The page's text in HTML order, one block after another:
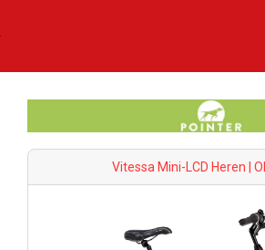
Vitessa Mini-LCD Heren |